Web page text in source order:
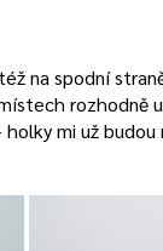
na spodní
rozhodně
mi už budou